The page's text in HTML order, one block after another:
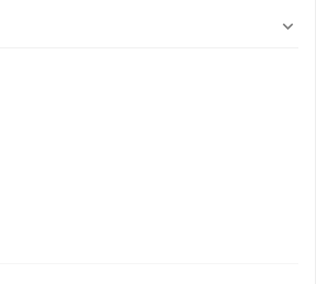
